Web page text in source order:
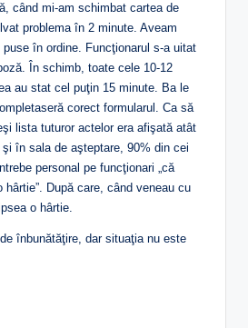
când mi-am schimbat cartea de
problema în 2 minute. Aveam
în ordine. Funcţionarul s-a uitat
În schimb, toate cele 10-12
au stat cel puţin 15 minute. Ba le
corect formularul. Ca să
lista tuturor actelor era afişată atât
în sala de aşteptare, 90% din cei
personal pe funcţionari „că
hârtie”. După care, când veneau cu
o hârtie.
înbunătăţire, dar situaţia nu este